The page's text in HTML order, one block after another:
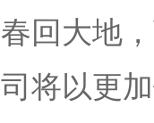
春回大地
司将以更